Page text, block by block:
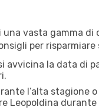
vasta gamma
per
avvicina la data di
l’alta stagione
Leopoldina